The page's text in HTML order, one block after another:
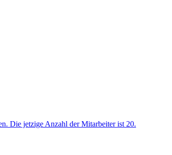
Die jetzige Anzahl der Mitarbeiter ist 20.